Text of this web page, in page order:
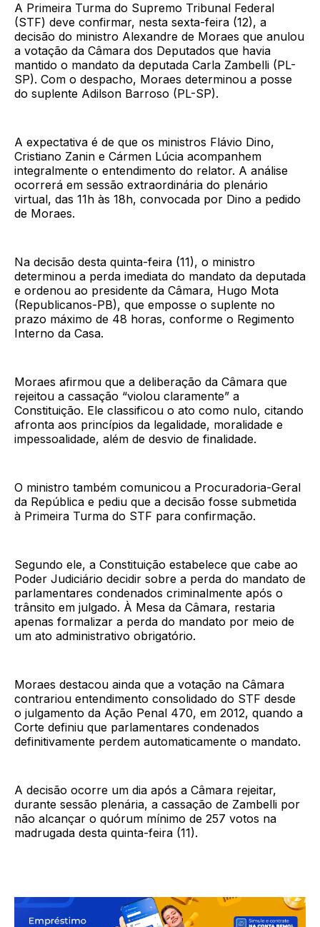
A Primeira Turma do Supremo Tribunal Federal
(STF) deve confirmar, nesta sexta-feira (12), a
decisão do ministro Alexandre de Moraes que anulou
a votação da Câmara dos Deputados que havia
mantido o mandato da deputada Carla Zambelli (PL-
SP). Com o despacho, Moraes determinou a posse
do suplente Adilson Barroso (PL-SP).
A expectativa é de que os ministros Flávio Dino,
Cristiano Zanin e Cármen Lúcia acompanhem
integralmente o entendimento do relator. A análise
ocorrerá em sessão extraordinária do plenário
virtual, das 11h às 18h, convocada por Dino a pedido
de Moraes.
Na decisão desta quinta-feira (11), o ministro
determinou a perda imediata do mandato da deputada
e ordenou ao presidente da Câmara, Hugo Mota
(Republicanos-PB), que emposse o suplente no
prazo máximo de 48 horas, conforme o Regimento
Interno da Casa.
Moraes afirmou que a deliberação da Câmara que
rejeitou a cassação “violou claramente” a
Constituição. Ele classificou o ato como nulo, citando
afronta aos princípios da legalidade, moralidade e
impessoalidade, além de desvio de finalidade.
O ministro também comunicou a Procuradoria-Geral
da República e pediu que a decisão fosse submetida
à Primeira Turma do STF para confirmação.
Segundo ele, a Constituição estabelece que cabe ao
Poder Judiciário decidir sobre a perda do mandato de
parlamentares condenados criminalmente após o
trânsito em julgado. À Mesa da Câmara, restaria
apenas formalizar a perda do mandato por meio de
um ato administrativo obrigatório.
Moraes destacou ainda que a votação na Câmara
contrariou entendimento consolidado do STF desde
o julgamento da Ação Penal 470, em 2012, quando a
Corte definiu que parlamentares condenados
definitivamente perdem automaticamente o mandato.
A decisão ocorre um dia após a Câmara rejeitar,
durante sessão plenária, a cassação de Zambelli por
não alcançar o quórum mínimo de 257 votos na
madrugada desta quinta-feira (11).